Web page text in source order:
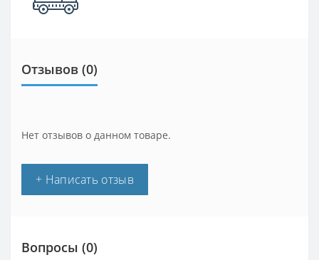
Отзывов (0)
Нет отзывов о данном товаре.
+ Написать отзыв
Вопросы (0)